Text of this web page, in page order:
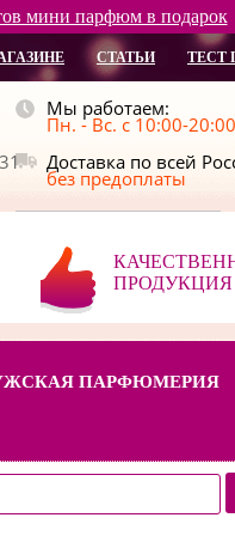
мини парфюм в подарок
СТАТЬИ ТЕСТ
Мы работаем:
Пн. - Вс. с 10:00-20:00
Доставка по всей
без предоплаты
ПРОДУКЦИЯ
ПАРФЮМЕРИЯ